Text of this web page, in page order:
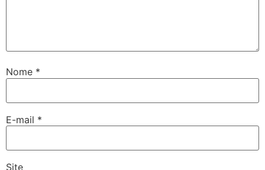
Nome *
E-mail *
Site